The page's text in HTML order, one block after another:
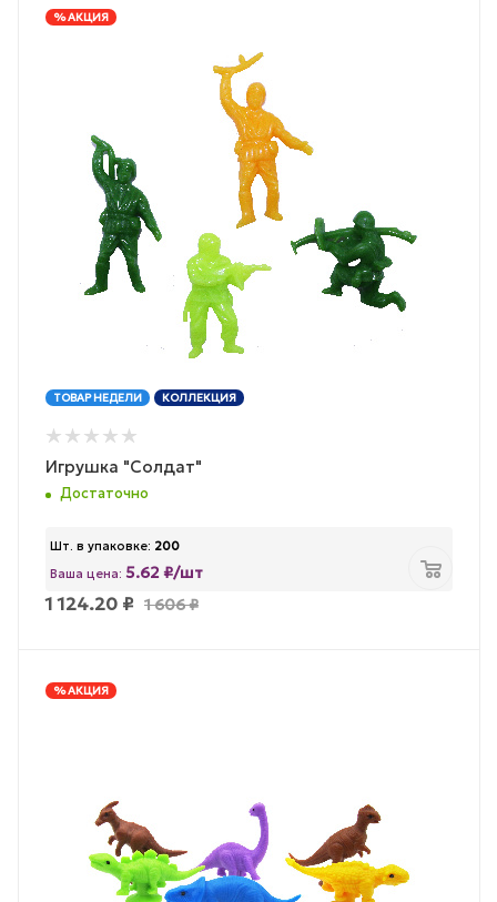
% АКЦИЯ
ТОВАР НЕДЕЛИ КОЛЛЕКЦИЯ
Игрушка "Солдат"
Достаточно
Шт. в упаковке: 200
Ваша цена: 5.62 ₽/шт
1 124.20 ₽ 1 606₽
% АКЦИЯ